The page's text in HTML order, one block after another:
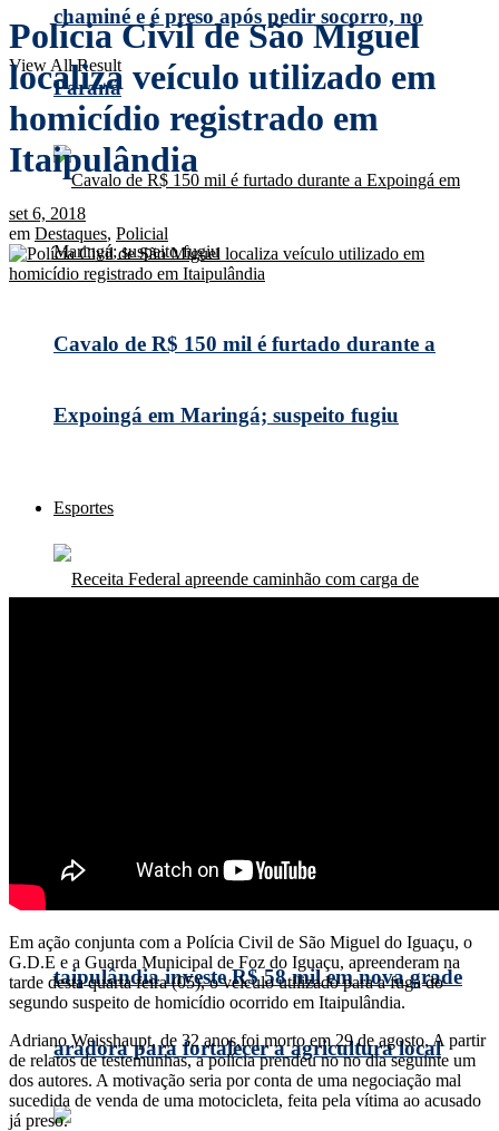
chaminé e é preso após pedir socorro, no
Paraná
Cavalo de R$ 150 mil é furtado durante a
Expoingá em Maringá; suspeito fugiu
Esportes
Ponte da Amizade
taipulândia investe R$ 58 mil em nova grade
aradora para fortalecer a agricultura local
View All Result
Polícia Civil de São Miguel
localiza veículo utilizado em
homicídio registrado em
Itaipulândia
set 6, 2018
em Destaques, Policial
Em ação conjunta com a Polícia Civil de São Miguel do Iguaçu, o
G.D.E e a Guarda Municipal de Foz do Iguaçu, apreenderam na
tarde desta quarta feira (05), o veículo utilizado para a fuga do
segundo suspeito de homicídio ocorrido em Itaipulândia.
Adriano Weisshaupt, de 32 anos,foi morto em 29 de agosto. A partir
de relatos de testemunhas, a polícia prendeu no no dia seguinte um
dos autores. A motivação seria por conta de uma negociação mal
sucedida de venda de uma motocicleta, feita pela vítima ao acusado
já preso.